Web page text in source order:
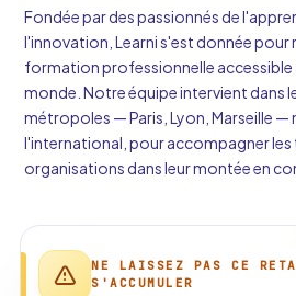
Fondée par des passionnés de
l'innovation, Learni s'est donnée pour
formation professionnelle accessible
monde. Notre équipe intervient dans
métropoles — Paris, Lyon, Marseille —
l'international, pour accompagner les
organisations dans leur montée en
NE LAISSEZ PAS CE
S'ACCUMULER